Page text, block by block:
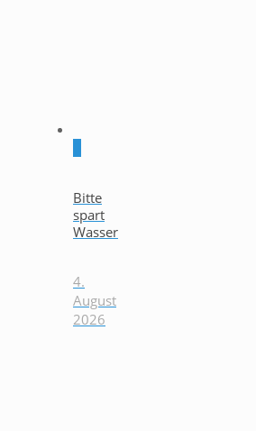
Bitte
spart
Wasser
4.
August
2026